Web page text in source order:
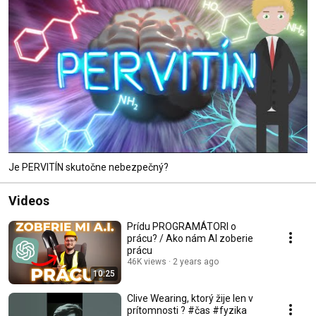
Je PERVITÍN skutočne nebezpečný?
Videos
10:25
Prídu PROGRAMÁTORI o
prácu? / Ako nám AI zoberie
prácu
46K views 2 years ago
Clive Wearing, ktorý žije len v
prítomnosti ? #čas #fyzika